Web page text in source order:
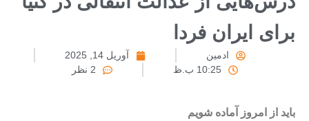
ایران فردا
ادمین
آوریل 14, 2025
10:25 ب.ظ
2 نظر
از امروز آماده شویم